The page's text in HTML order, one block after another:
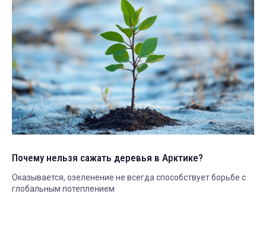
Почему нельзя сажать деревья в Арктике?
Оказывается, озеленение не всегда способствует борьбе с
глобальным потеплением